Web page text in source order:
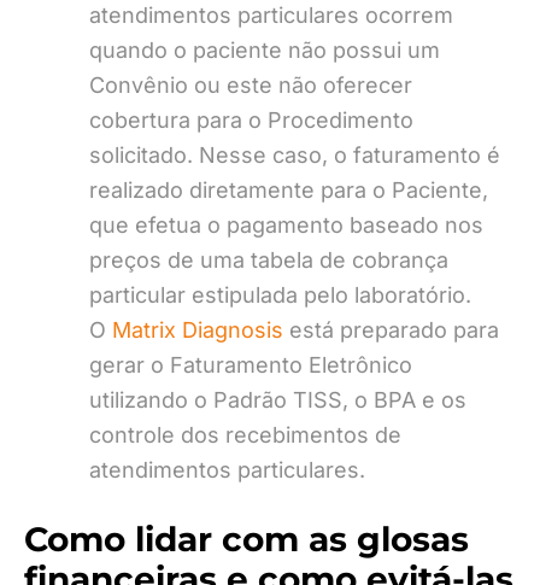
atendimentos particulares ocorrem
quando o paciente não possui um
Convênio ou este não oferecer
cobertura para o Procedimento
solicitado. Nesse caso, o faturamento é
realizado diretamente para o Paciente,
que efetua o pagamento baseado nos
preços de uma tabela de cobrança
particular estipulada pelo laboratório.
O Matrix Diagnosis está preparado para
gerar o Faturamento Eletrônico
utilizando o Padrão TISS, o BPA e os
controle dos recebimentos de
atendimentos particulares.
Como lidar com as glosas